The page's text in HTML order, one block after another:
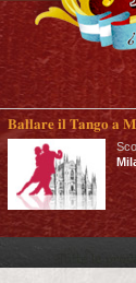
Ballare il Tango a